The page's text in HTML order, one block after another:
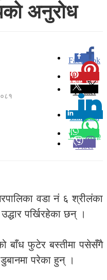
अनुरोध
Facebook
0
Pinterest
Twitter
Linkedin
0
Whatsapp
Viber
वडा नं ६ श्रीलंका
पर्खिरहेका छन् ।
बाँध फुटेर बस्तीमा पसेसँगै
परेका हुन् ।